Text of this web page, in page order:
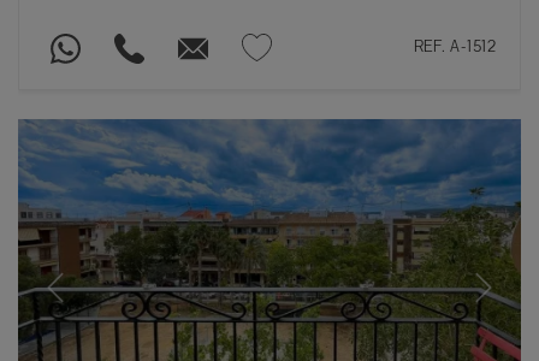
REF. A-1512
Previous Next